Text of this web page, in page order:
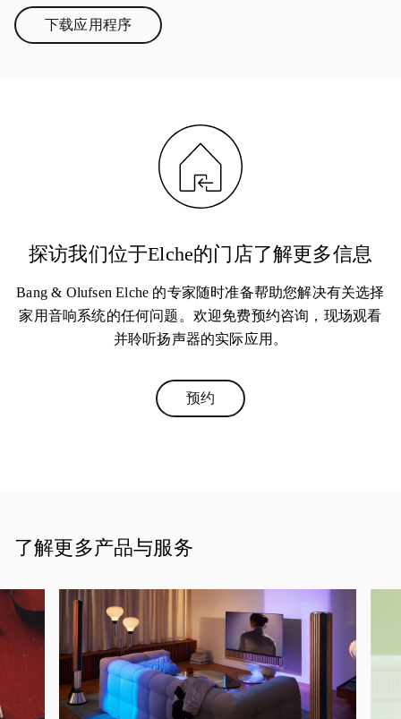
下载应用程序Link Opens in New Tab
探访我们位于Elche的门店了解更多信息
Bang & Olufsen Elche 的专家随时准备帮助您解决有关选择
家用音响系统的任何问题。欢迎免费预约咨询，现场观看
并聆听扬声器的实际应用。
预约Link Opens in New Tab
了解更多产品与服务